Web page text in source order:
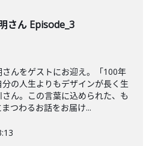
さん Episode_3
んをゲストにお迎え。「100年
の人生よりもデザインが長く生
ん。この言葉に込められた、も
つわるお話をお届け...